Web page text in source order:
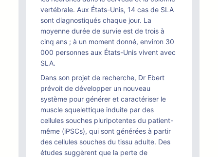
vertébrale. Aux États-Unis, 14 cas de SLA
sont diagnostiqués chaque jour. La
moyenne durée de survie est de trois à
cinq ans ; à un moment donné, environ 30
000 personnes aux États-Unis vivent avec
SLA.
Dans son projet de recherche, Dr Ebert
prévoit de développer un nouveau
système pour générer et caractériser le
muscle squelettique induite par des
cellules souches pluripotentes du patient-
même (iPSCs), qui sont générées à partir
des cellules souches du tissu adulte. Des
études suggèrent que la perte de